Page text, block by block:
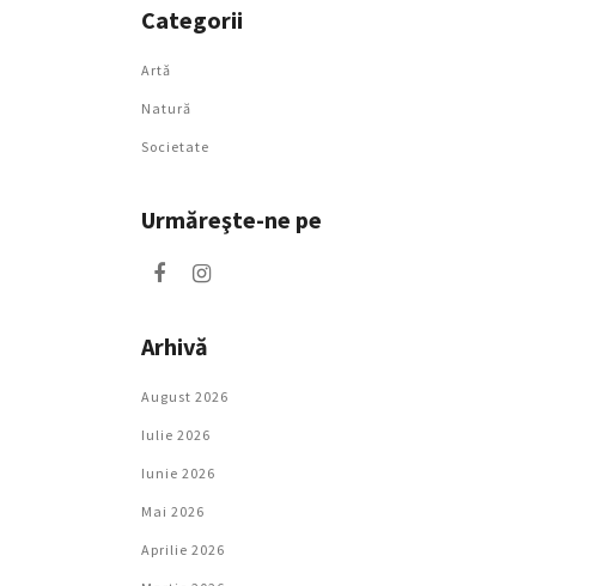
Categorii
Artǎ
Natură
Societate
Urmăreşte-ne pe
Arhivă
August 2026
Iulie 2026
Iunie 2026
Mai 2026
Aprilie 2026